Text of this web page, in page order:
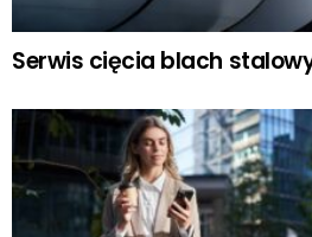
Serwis cięcia blach